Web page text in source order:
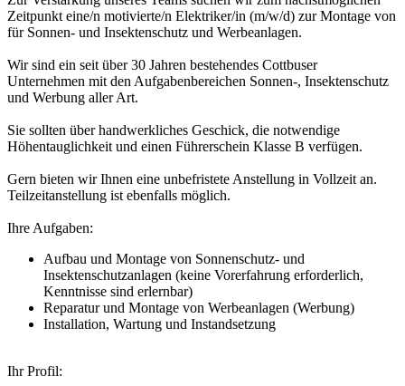
Zeitpunkt eine/n motivierte/n Elektriker/in (m/w/d) zur Montage von
für Sonnen- und Insektenschutz und Werbeanlagen.
Wir sind ein seit über 30 Jahren bestehendes Cottbuser
Unternehmen mit den Aufgabenbereichen Sonnen-, Insektenschutz
und Werbung aller Art.
Sie sollten über handwerkliches Geschick, die notwendige
Höhentauglichkeit und einen Führerschein Klasse B verfügen.
Gern bieten wir Ihnen eine unbefristete Anstellung in Vollzeit an.
Teilzeitanstellung ist ebenfalls möglich.
Ihre Aufgaben:
Aufbau und Montage von Sonnenschutz- und
Insektenschutzanlagen (keine Vorerfahrung erforderlich,
Kenntnisse sind erlernbar)
Reparatur und Montage von Werbeanlagen (Werbung)
Installation, Wartung und Instandsetzung
Ihr Profil: